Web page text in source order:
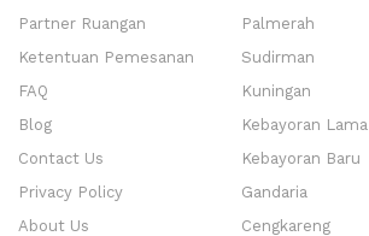
Partner Ruangan
Ketentuan Pemesanan
FAQ
Blog
Contact Us
Privacy Policy
About Us
Palmerah
Sudirman
Kuningan
Kebayoran Lama
Kebayoran Baru
Gandaria
Cengkareng